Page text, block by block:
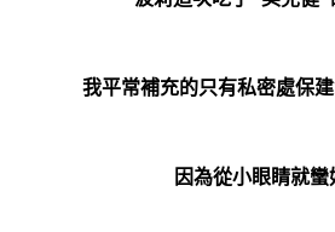
我平常補充的只有私密處保
因為從小眼睛就蠻